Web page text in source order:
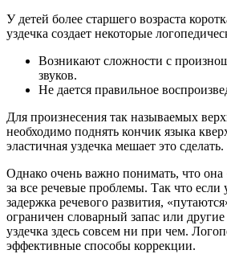
У детей более старшего возраста
уздечка создает некоторые
Возникают сложности с
звуков.
Не дается правильное
Для произнесения так называемых
необходимо поднять кончик языка
эластичная уздечка мешает это сделать.
Однако очень важно понимать, что она
за все речевые проблемы. Так что если
задержка речевого развития,
ограничен словарный запас или
уздечка здесь совсем ни при чем.
эффективные способы коррекции.